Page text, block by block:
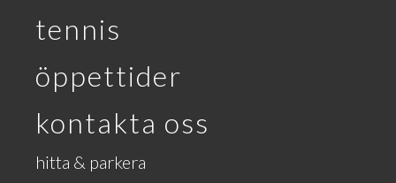
tennis
öppettider
kontakta oss
hitta & parkera